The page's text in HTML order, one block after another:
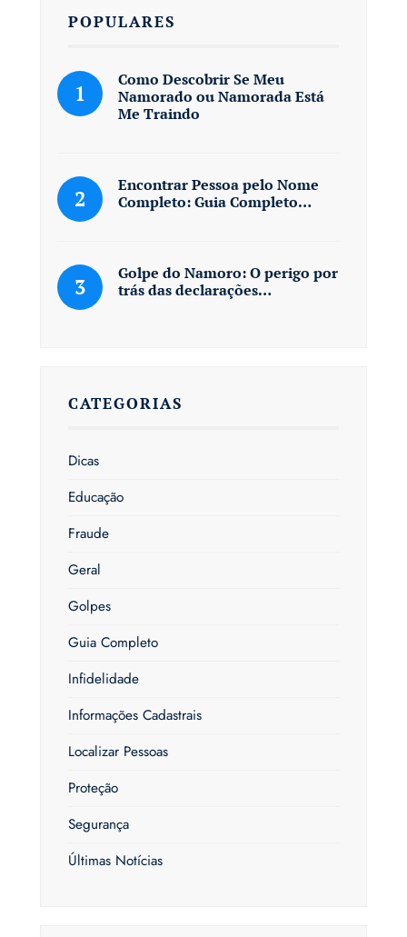
POPULARES
Como Descobrir Se Meu
Namorado ou Namorada Está
Me Traindo
Encontrar Pessoa pelo Nome
Completo: Guia Completo…
Golpe do Namoro: O perigo por
trás das declarações…
CATEGORIAS
Dicas
Educação
Fraude
Geral
Golpes
Guia Completo
Infidelidade
Informações Cadastrais
Localizar Pessoas
Proteção
Segurança
Últimas Notícias